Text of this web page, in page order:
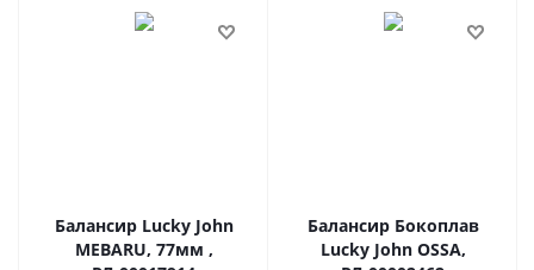
Балансир Lucky John
MEBARU, 77мм ,
Балансир Бокоплав
Lucky John OSSA,